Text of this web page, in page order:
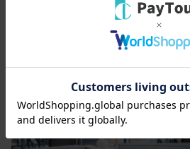
ラインナップ外の生地を張るこ
例： nano・universe 様 本社